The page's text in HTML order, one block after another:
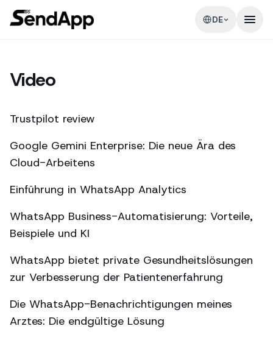
DE
Video
Trustpilot review
Google Gemini Enterprise: Die neue Ära des
Cloud-Arbeitens
Einführung in WhatsApp Analytics
WhatsApp Business-Automatisierung: Vorteile,
Beispiele und KI
WhatsApp bietet private Gesundheitslösungen
zur Verbesserung der Patientenerfahrung
Die WhatsApp-Benachrichtigungen meines
Arztes: Die endgültige Lösung